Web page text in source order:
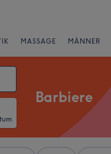
MASSAGE MÄNNER
Barbiere